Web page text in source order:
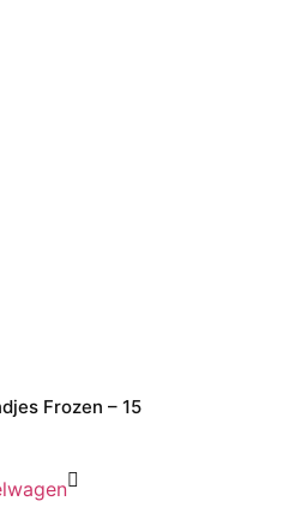
Frozen – 15